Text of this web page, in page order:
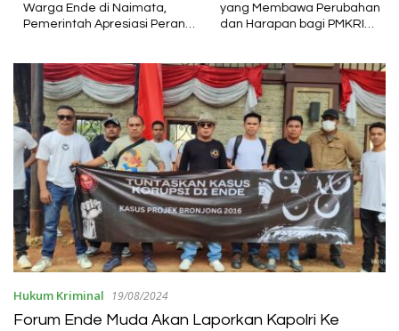
Warga Ende di Naimata,
Pemerintah Apresiasi Peran
yang Membawa Perubahan
dan Harapan bagi PMKRI
Hukum Kriminal 19/08/2024
Forum Ende Muda Akan Laporkan Kapolri Ke